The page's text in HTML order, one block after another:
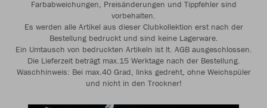
Farbabweichungen, Preisänderungen und Tippfehler sind
vorbehalten.
Es werden alle Artikel aus dieser Clubkollektion erst nach der
Bestellung bedruckt und sind keine Lagerware.
Ein Umtausch von bedruckten Artikeln ist lt. AGB ausgeschlossen.
Die Lieferzeit beträgt max.15 Werktage nach der Bestellung.
Waschhinweis: Bei max.40 Grad, links gedreht, ohne Weichspüler
und nicht in den Trockner!